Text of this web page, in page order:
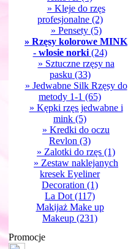
» Kleje do rzęs
profesjonalne(2)
» Pensety(5)
» Rzęsy kolorowe MINK
- wlosie norki(24)
» Sztuczne rzęsy na
pasku (33)
» Jedwabne Silk Rzęsy do
metody 1-1 (65)
» Kępki rzęs jedwabne i
mink (5)
» Kredki do oczu
Revlon (3)
» Zalotki do rzęs (1)
» Zestaw naklejanych
kresek Eyeliner
Decoration (1)
La Dot (117)
Makijaż Make up
Makeup (231)
Promocje